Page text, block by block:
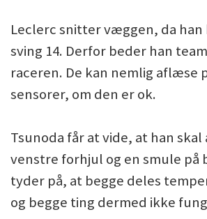
Leclerc snitter væggen, da
sving 14. Derfor beder han
raceren. De kan nemlig aflæse
sensorer, om den er ok.
Tsunoda får at vide, at han
venstre forhjul og en smule på
tyder på, at begge deles
og begge ting dermed ikke